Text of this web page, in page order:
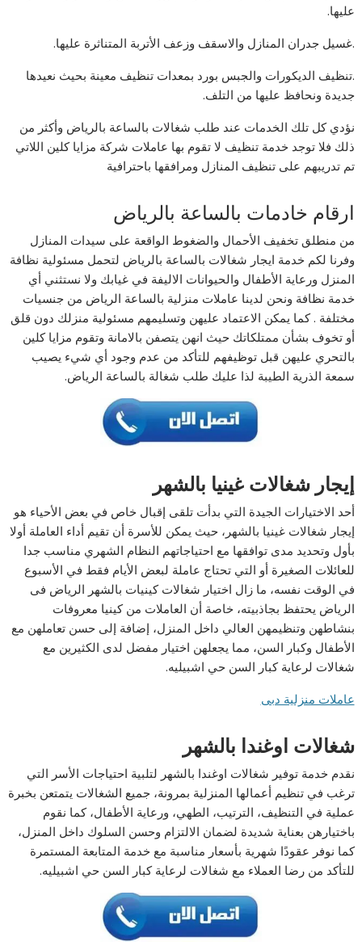
عليها.
.غسيل جدران المنازل والاسقف وزعف الأتربة المتناثرة عليها.
.تنظيف الديكورات والجبس بورد بمعدات تنظيف معينة بحيث نعيدها
جديدة ونحافظ عليها من التلف.
نؤدي كل تلك الخدمات عند طلب شغالات بالساعة بالرياض وأكثر من
ذلك فلا توجد خدمة تنظيف لا تقوم بها عاملات شركة مزايا كلين اللاتي
تم تدريبهم على تنظيف المنازل ومرافقها باحترافية
ارقام خادمات بالساعة بالرياض
من منطلق تخفيف الأحمال والضغوط الواقعة على سيدات المنازل
وفرنا لكم خدمة ايجار شغالات بالساعة بالرياض لتحمل مسئولية نظافة
المنزل ورعاية الأطفال والحيوانات الاليفة في غيابك ولا نستثني أي
خدمة نظافة ونحن لدينا عاملات منزلية بالساعة الرياض من جنسيات
مختلفة . كما يمكن الاعتماد عليهن وتسليمهم مسئولية منزلك دون قلق
أو تخوف بشأن ممتلكاتك حيث انهن يتصفن بالامانة وتقوم مزايا كلين
بالتحري عليهن قبل توظيفهم للتأكد من عدم وجود أي شيء يصيب
سمعة الذرية الطيبة لذا عليك طلب شغالة بالساعة الرياض.
إيجار شغالات غينيا بالشهر
أحد الاختيارات الجيدة التي بدأت تلقى إقبال خاص في بعض الأحياء هو
إيجار شغالات غينيا بالشهر، حيث يمكن للأسرة أن تقيم أداء العاملة أولا
بأول وتحديد مدى توافقها مع احتياجاتهم النظام الشهري مناسب جدا
للعائلات الصغيرة أو التي تحتاج عاملة لبعض الأيام فقط في الأسبوع
في الوقت نفسه، ما زال اختيار شغالات كينيات بالشهر الرياض فى
الرياض يحتفظ بجاذبيته، خاصة أن العاملات من كينيا معروفات
بنشاطهن وتنظيمهن العالي داخل المنزل، إضافة إلى حسن تعاملهن مع
الأطفال وكبار السن، مما يجعلهن اختيار مفضل لدى الكثيرين مع
شغالات لرعاية كبار السن حي اشبيليه.
عاملات منزلية دبى
شغالات اوغندا بالشهر
نقدم خدمة توفير شغالات اوغندا بالشهر لتلبية احتياجات الأسر التي
ترغب في تنظيم أعمالها المنزلية بمرونة، جميع الشغالات يتمتعن بخبرة
عملية في التنظيف، الترتيب، الطهي، ورعاية الأطفال، كما نقوم
باختيارهن بعناية شديدة لضمان الالتزام وحسن السلوك داخل المنزل،
كما نوفر عقودًا شهرية بأسعار مناسبة مع خدمة المتابعة المستمرة
للتأكد من رضا العملاء مع شغالات لرعاية كبار السن حي اشبيليه.